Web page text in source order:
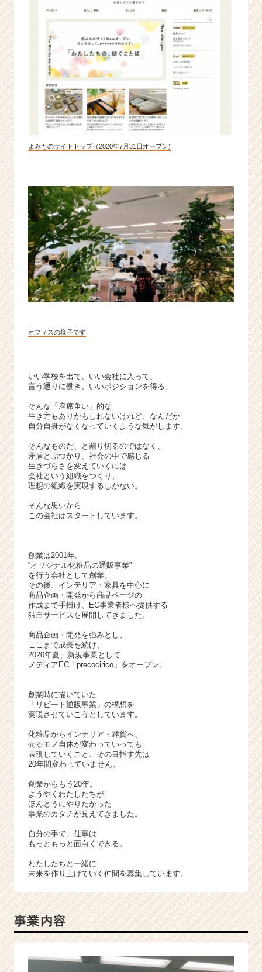
挑
戦
_
全
社
員
企
画
職！
|
ベ
ー・
成
企
業
か
ら
ス
カ
ウ
活
サ
イ
ト
チ
キ
ャ
リ
ア
h
C
a
r
e
e
よみものサイトトップ（2020年7月31日オープン)
オフィスの様子です
いい学校を出て、いい会社に入って、
言う通りに働き、いいポジションを得る。
そんな「座席争い」的な
生き方もありかもしれないけれど、なんだか
自分自身がなくなっていくような気がします。
そんなものだ、と割り切るのではなく、
矛盾とぶつかり、社会の中で感じる
生きづらさを変えていくには
会社という組織をつくり、
理想の組織を実現するしかない。
そんな思いから
この会社はスタートしています。
創業は2001年。
”オリジナル化粧品の通販事業”
を行う会社として創業。
その後、インテリア・家具を中心に
商品企画・開発から商品ページの
作成まで手掛け、EC事業者様へ提供する
独自サービスを展開してきました。
商品企画・開発を強みとし、
ここまで成長を続け、
2020年夏、新規事業として
メディアEC「precocirico」をオープン。
創業時に描いていた
「リピート通販事業」の構想を
実現させていこうとしています。
化粧品からインテリア・雑貨へ、
売るモノ自体が変わっていっても
表現していくこと、その目指す先は
20年間変わっていません。
創業からもう20年。
ようやくわたしたちが
ほんとうにやりたかった
事業のカタチが見えてきました。
自分の手で、仕事は
もっともっと面白くできる。
わたしたちと一緒に
未来を作り上げていく仲間を募集しています。
事業内容